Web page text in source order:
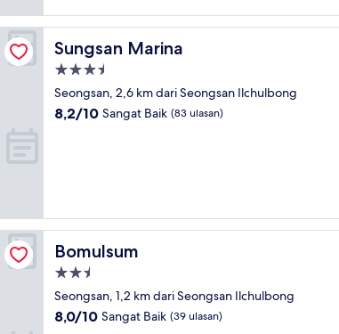
Sungsan Marina
Sungsan Marina
Properti
bintang
3.5
Seongsan, 2,6 km dari Seongsan Ilchulbong
8.2
8,2/10 Sangat Baik (83 ulasan)
Bomulsum
Bomulsum
Properti
bintang
2.5
Seongsan, 1,2 km dari Seongsan Ilchulbong
8.0
8,0/10 Sangat Baik (39 ulasan)